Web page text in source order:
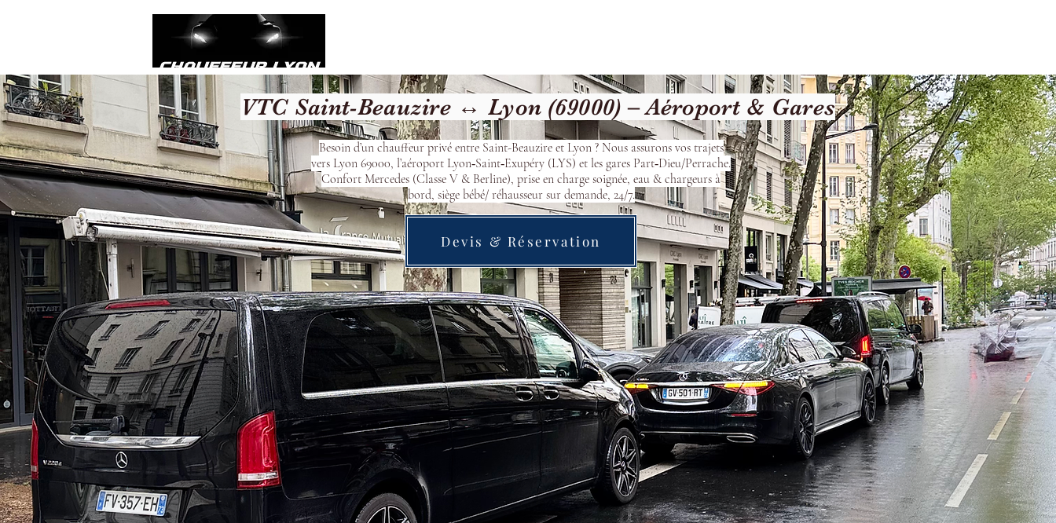
VTC Saint-Beauzire ↔ Lyon (69000) – Aéroport & Gares
Besoin d’un chauffeur privé entre Saint-Beauzire et Lyon ? Nous assurons vos trajets
vers Lyon 69000, l’aéroport Lyon‑Saint‑Exupéry (LYS) et les gares Part‑Dieu/Perrache.
Confort Mercedes (Classe V & Berline), prise en charge soignée, eau & chargeurs à
bord, siège bébé/ réhausseur sur demande, 24/7.
Devis & Réservation